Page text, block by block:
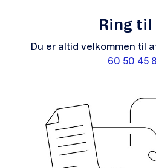
Ring til
Du er altid velkommen til
60 50 45